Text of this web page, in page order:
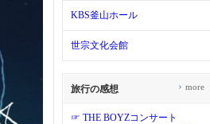
KBS釜山ホール
世宗文化会館
旅行の感想
☞ THE BOYZコンサート
› more